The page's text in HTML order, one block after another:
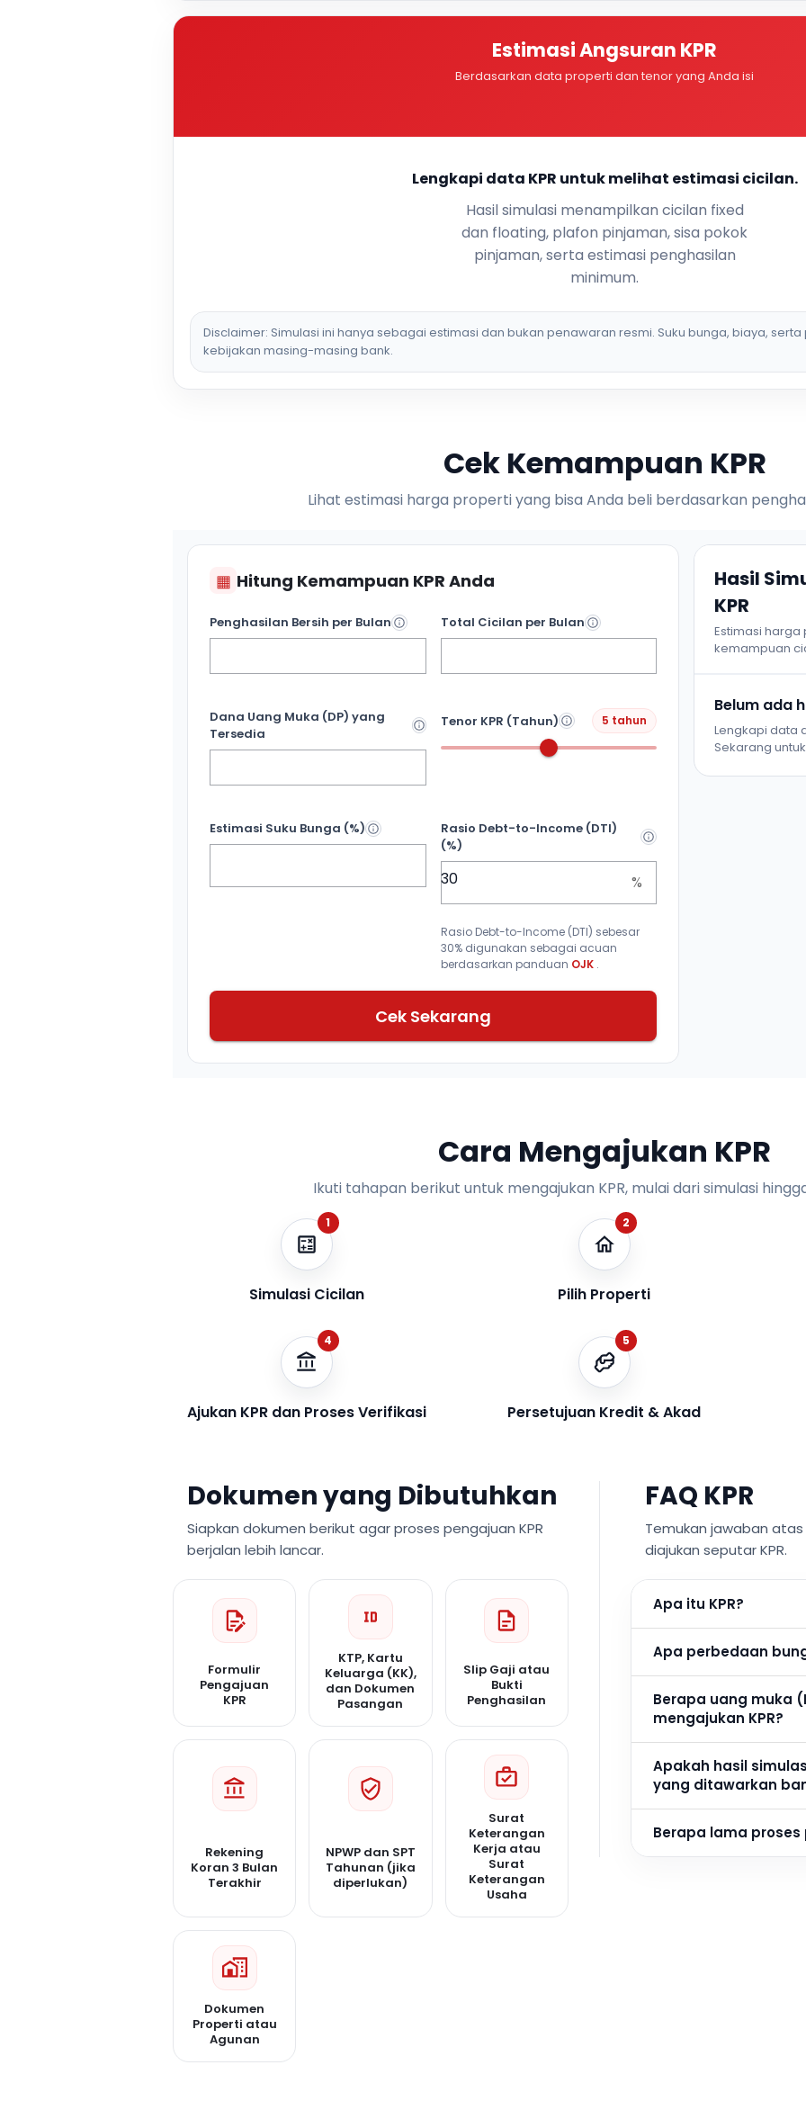
Estimasi Angsuran KPR
Berdasarkan data properti dan tenor yang Anda isi
Lengkapi data KPR untuk melihat estimasi cicilan.
Hasil simulasi menampilkan cicilan fixed
dan floating, plafon pinjaman, sisa pokok
pinjaman, serta estimasi penghasilan
minimum.
Disclaimer: Simulasi ini hanya sebagai estimasi dan bukan penawaran resmi. Suku bunga, biaya,
kebijakan masing-masing bank.
Cek Kemampuan KPR
Lihat estimasi harga properti yang bisa Anda beli berdasarkan
▦ Hitung Kemampuan KPR Anda
Penghasilan Bersih per Bulan Total Cicilan per Bulan
Dana Uang Muka (DP) yang
Tersedia
Tenor KPR (Tahun) 5 tahun
Estimasi Suku Bunga (%)
Rasio Debt-to-Income (DTI)
(%)
%
Rasio Debt-to-Income (DTI) sebesar
30% digunakan sebagai acuan
berdasarkan panduan OJK .
Cek Sekarang
Hasil
KPR
Estimasi
kemampuan
Belum ada
Lengkapi data
Sekarang
Cara Mengajukan KPR
Ikuti tahapan berikut untuk mengajukan KPR, mulai dari simulasi
1
Simulasi Cicilan
2
Pilih Properti
4
Ajukan KPR dan Proses Verifikasi
5
Persetujuan Kredit & Akad
Dokumen yang Dibutuhkan
Siapkan dokumen berikut agar proses pengajuan KPR
berjalan lebih lancar.
Formulir
Pengajuan
KPR
KTP, Kartu
Keluarga (KK),
dan Dokumen
Pasangan
Slip Gaji atau
Bukti
Penghasilan
Rekening
Koran 3 Bulan
Terakhir
NPWP dan SPT
Tahunan (jika
diperlukan)
Surat
Keterangan
Kerja atau
Surat
Keterangan
Usaha
Dokumen
Properti atau
Agunan
FAQ KPR
Temukan jawaban
diajukan seputar KPR.
Apa itu KPR?
Apa perbedaan
Berapa uang muka
mengajukan KPR?
Apakah hasil
yang ditawarkan
Berapa lama proses